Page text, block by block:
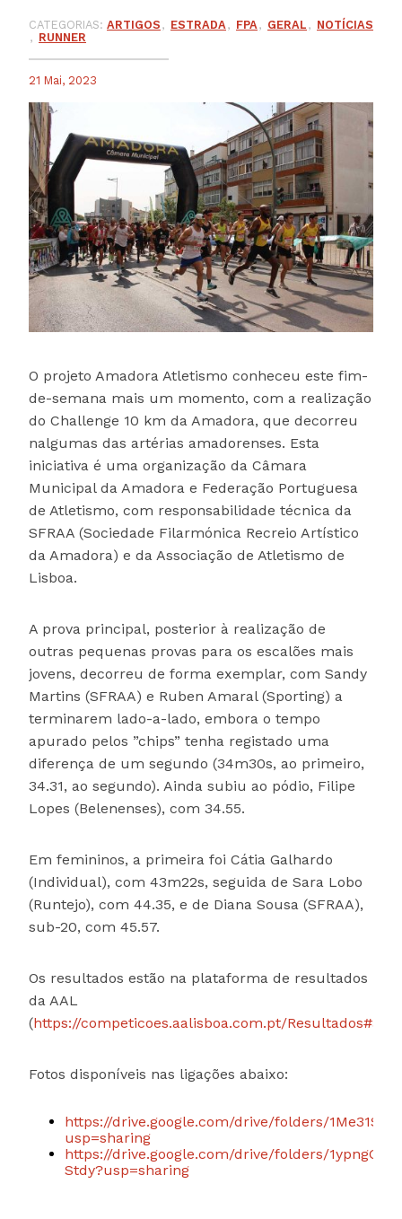
CATEGORIAS: ARTIGOS ESTRADA FPA GERAL
NOTÍCIAS
RUNNER
21 Mai, 2023
O projeto Amadora Atletismo conheceu este fim-
de-semana mais um momento, com a realização
do Challenge 10 km da Amadora, que decorreu
nalgumas das artérias amadorenses. Esta
iniciativa é uma organização da Câmara
Municipal da Amadora e Federação Portuguesa
de Atletismo, com responsabilidade técnica da
SFRAA (Sociedade Filarmónica Recreio Artístico
da Amadora) e da Associação de Atletismo de
Lisboa.
A prova principal, posterior à realização de
outras pequenas provas para os escalões mais
jovens, decorreu de forma exemplar, com Sandy
Martins (SFRAA) e Ruben Amaral (Sporting) a
terminarem lado-a-lado, embora o tempo
apurado pelos ”chips” tenha registado uma
diferença de um segundo (34m30s, ao primeiro,
34.31, ao segundo). Ainda subiu ao pódio, Filipe
Lopes (Belenenses), com 34.55.
Em femininos, a primeira foi Cátia Galhardo
(Individual), com 43m22s, seguida de Sara Lobo
(Runtejo), com 44.35, e de Diana Sousa (SFRAA),
sub-20, com 45.57.
Os resultados estão na plataforma de resultados
da AAL
(https://competicoes.aalisboa.com.pt/Resultados#a1
Fotos disponíveis nas ligações abaixo:
https://drive.google.com/drive/folders/
usp=sharing
https://drive.google.com/drive/folders/
Stdy?usp=sharing